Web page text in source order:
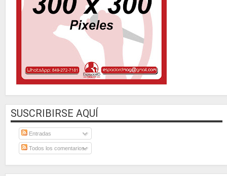
SUSCRIBIRSE AQUÍ
Entradas
Todos los comentarios